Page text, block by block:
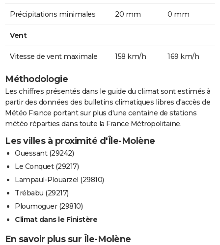
Précipitations minimales 20 mm 0 mm
Vent
Vitesse de vent maximale 158 km/h 169 km/h
Méthodologie
Les chiffres présentés dans le guide du climat sont estimés à
partir des données des bulletins climatiques libres d'accès de
Météo France portant sur plus d'une centaine de stations
météo réparties dans toute la France Métropolitaine.
Les villes à proximité d'Île-Molène
Ouessant (29242)
Le Conquet (29217)
Lampaul-Plouarzel (29810)
Trébabu (29217)
Ploumoguer (29810)
Climat dans le Finistère
En savoir plus sur Île-Molène